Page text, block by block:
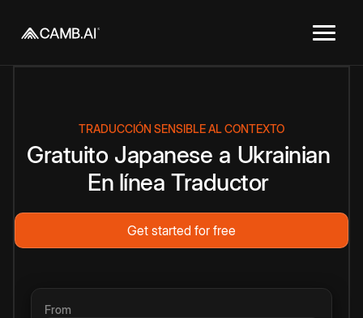
TRADUCCIÓN SENSIBLE AL CONTEXTO
Gratuito Japanese a Ukrainian
En línea Traductor
Get started for free
From